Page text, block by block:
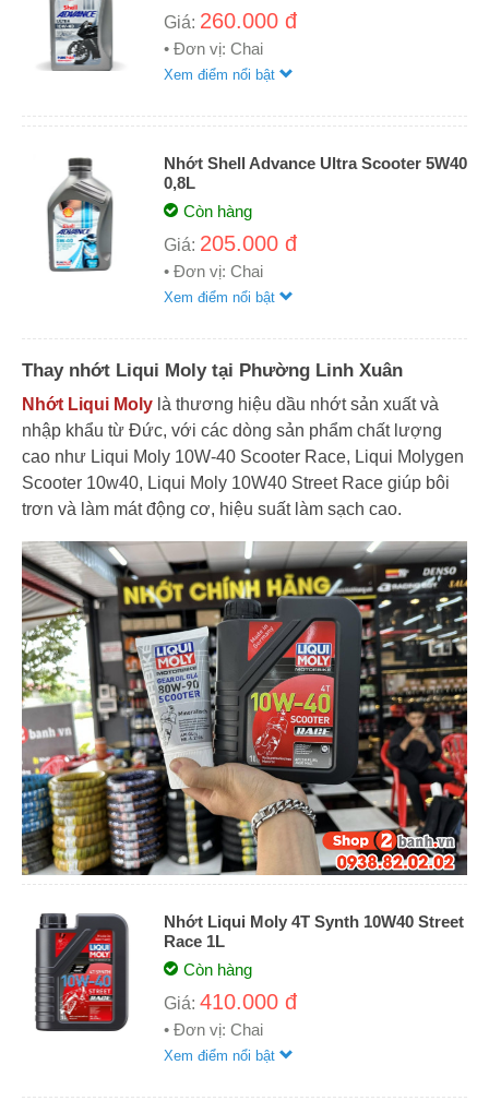
Giá: 260.000 đ
• Đơn vị: Chai
Xem điểm nổi bật
Nhớt Shell Advance Ultra Scooter 5W40
0,8L
Còn hàng
Giá: 205.000 đ
• Đơn vị: Chai
Xem điểm nổi bật
Thay nhớt Liqui Moly tại Phường Linh Xuân
Nhớt Liqui Moly là thương hiệu dầu nhớt sản xuất và
nhập khẩu từ Đức, với các dòng sản phẩm chất lượng
cao như Liqui Moly 10W-40 Scooter Race, Liqui Molygen
Scooter 10w40, Liqui Moly 10W40 Street Race giúp bôi
trơn và làm mát động cơ, hiệu suất làm sạch cao.
Nhớt Liqui Moly 4T Synth 10W40 Street
Race 1L
Còn hàng
Giá: 410.000 đ
• Đơn vị: Chai
Xem điểm nổi bật